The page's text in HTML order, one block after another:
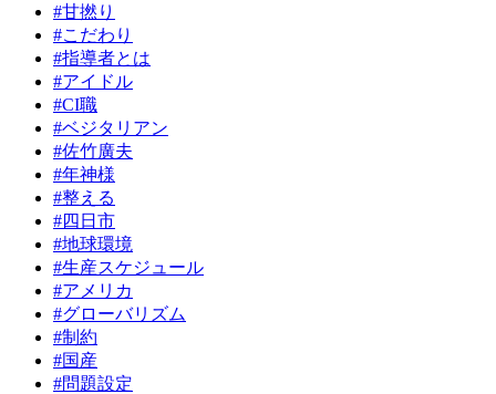
#甘撚り
#こだわり
#指導者とは
#アイドル
#CI職
#ベジタリアン
#佐竹廣夫
#年神様
#整える
#四日市
#地球環境
#生産スケジュール
#アメリカ
#グローバリズム
#制約
#国産
#問題設定